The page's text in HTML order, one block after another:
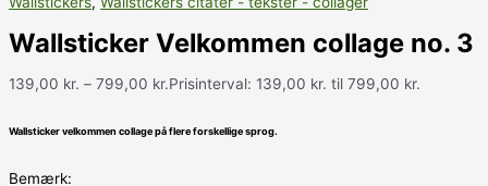
Wallsticker Velkommen collage no. 3
139,00 kr. – 799,00 kr.Prisinterval: 139,00 kr. til 799,00 kr.
Wallsticker velkommen collage på flere forskellige sprog.
Bemærk: